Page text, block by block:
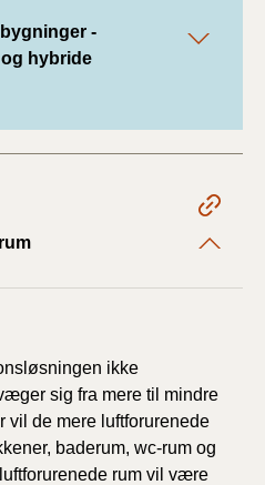
-
hybride
ikke
sig fra mere til mindre
vil de mere luftforurenede
baderum, wc-rum og
rum vil være